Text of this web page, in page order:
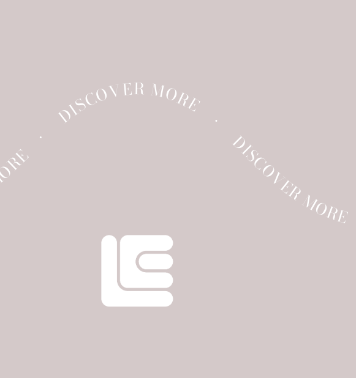
•
DISCOVER MORE•
DISCOVER MORE